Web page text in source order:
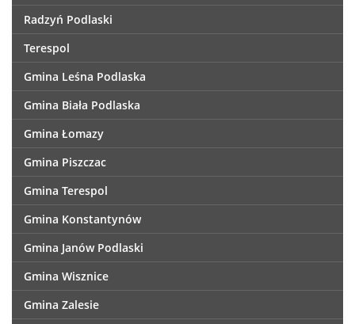
Radzyń Podlaski
Terespol
Gmina Leśna Podlaska
Gmina Biała Podlaska
Gmina Łomazy
Gmina Piszczac
Gmina Terespol
Gmina Konstantynów
Gmina Janów Podlaski
Gmina Wisznice
Gmina Zalesie